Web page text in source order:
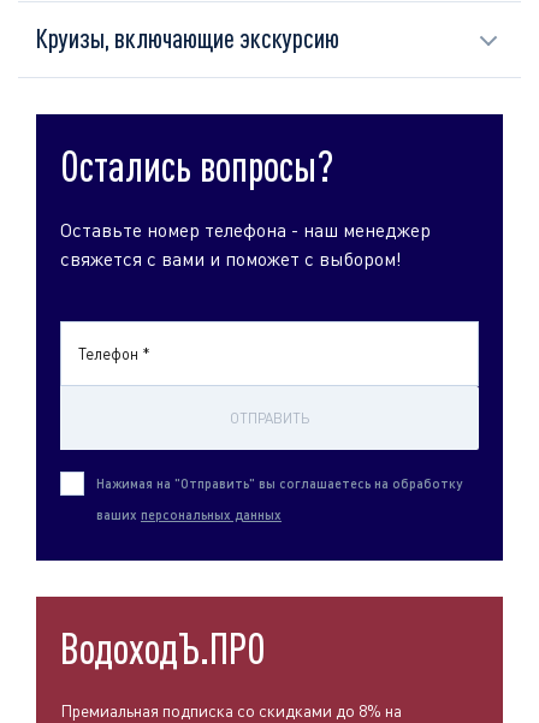
Круизы, включающие экскурсию
Остались вопросы?
Оставьте номер телефона - наш менеджер
свяжется с вами и поможет с выбором!
Телефон *
ОТПРАВИТЬ
Нажимая на "Отправить" вы соглашаетесь на обработку
ваших персональных данных
ВодоходЪ.ПРО
Премиальная подписка со скидками до 8% на